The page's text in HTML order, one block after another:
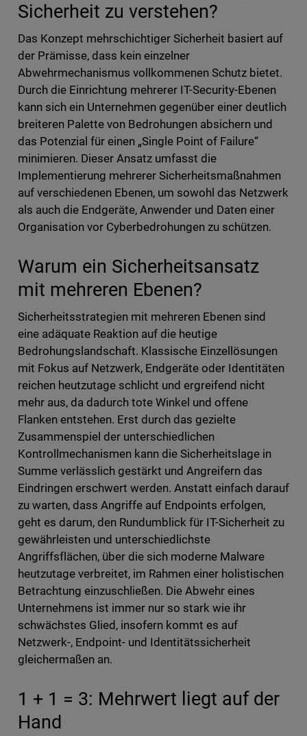
Sicherheit zu verstehen?
Das Konzept mehrschichtiger Sicherheit basiert auf
der Prämisse, dass kein einzelner
Abwehrmechanismus vollkommenen Schutz bietet.
Durch die Einrichtung mehrerer IT-Security-Ebenen
kann sich ein Unternehmen gegenüber einer deutlich
breiteren Palette von Bedrohungen absichern und
das Potenzial für einen „Single Point of Failure“
minimieren. Dieser Ansatz umfasst die
Implementierung mehrerer Sicherheitsmaßnahmen
auf verschiedenen Ebenen, um sowohl das Netzwerk
als auch die Endgeräte, Anwender und Daten einer
Organisation vor Cyberbedrohungen zu schützen.
Warum ein Sicherheitsansatz
mit mehreren Ebenen?
Sicherheitsstrategien mit mehreren Ebenen sind
eine adäquate Reaktion auf die heutige
Bedrohungslandschaft. Klassische Einzellösungen
mit Fokus auf Netzwerk, Endgeräte oder Identitäten
reichen heutzutage schlicht und ergreifend nicht
mehr aus, da dadurch tote Winkel und offene
Flanken entstehen. Erst durch das gezielte
Zusammenspiel der unterschiedlichen
Kontrollmechanismen kann die Sicherheitslage in
Summe verlässlich gestärkt und Angreifern das
Eindringen erschwert werden. Anstatt einfach darauf
zu warten, dass Angriffe auf Endpoints erfolgen,
geht es darum, den Rundumblick für IT-Sicherheit zu
gewährleisten und unterschiedlichste
Angriffsflächen, über die sich moderne Malware
heutzutage verbreitet, im Rahmen einer holistischen
Betrachtung einzuschließen. Die Abwehr eines
Unternehmens ist immer nur so stark wie ihr
schwächstes Glied, insofern kommt es auf
Netzwerk-, Endpoint- und Identitätssicherheit
gleichermaßen an.
1 + 1 = 3: Mehrwert liegt auf der
Hand